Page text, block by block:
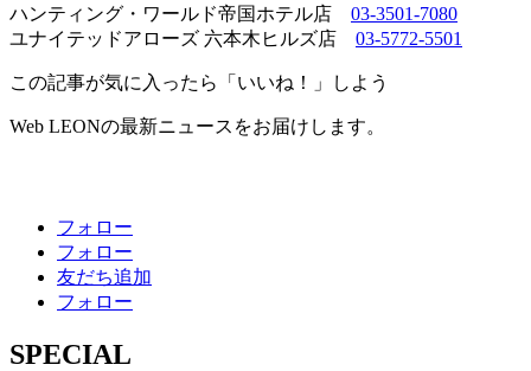
ハンティング・ワールド帝国ホテル店 03-3501-7080
ユナイテッドアローズ 六本木ヒルズ店 03-5772-5501
この記事が気に入ったら「いいね！」しよう
Web LEONの最新ニュースをお届けします。
フォロー
フォロー
友だち追加
フォロー
SPECIAL